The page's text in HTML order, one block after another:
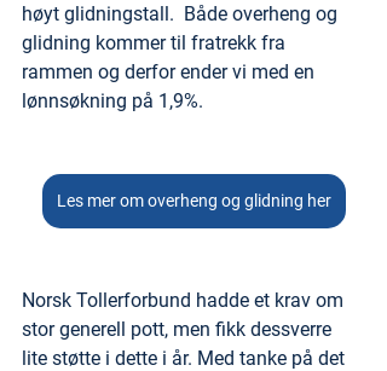
høyt glidningstall.  Både overheng og
glidning kommer til fratrekk fra
rammen og derfor ender vi med en
lønnsøkning på 1,9%.
Les mer om overheng og glidning her
Norsk Tollerforbund hadde et krav om
stor generell pott, men fikk dessverre
lite støtte i dette i år. Med tanke på det